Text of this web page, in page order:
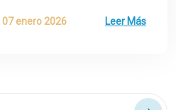
07 enero 2026 Leer Más